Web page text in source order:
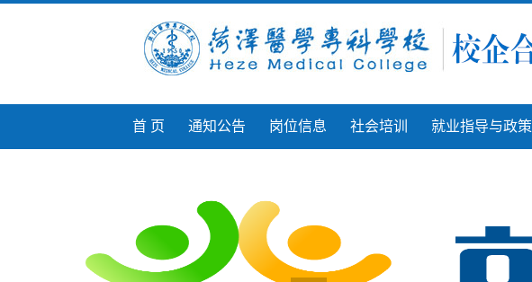
首 页 通知公告 岗位信息 社会培训 就业指导与政策